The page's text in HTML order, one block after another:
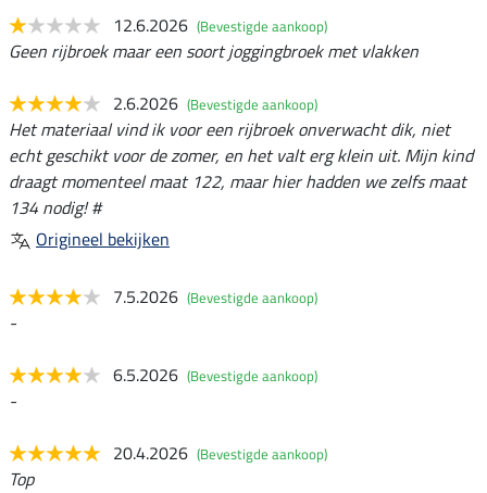
12.6.2026 (Bevestigde aankoop)
Geen rijbroek maar een soort joggingbroek met vlakken
2.6.2026 (Bevestigde aankoop)
Het materiaal vind ik voor een rijbroek onverwacht dik, niet
echt geschikt voor de zomer, en het valt erg klein uit. Mijn kind
draagt momenteel maat 122, maar hier hadden we zelfs maat
134 nodig! #
Origineel bekijken
7.5.2026 (Bevestigde aankoop)
-
6.5.2026 (Bevestigde aankoop)
-
20.4.2026 (Bevestigde aankoop)
Top